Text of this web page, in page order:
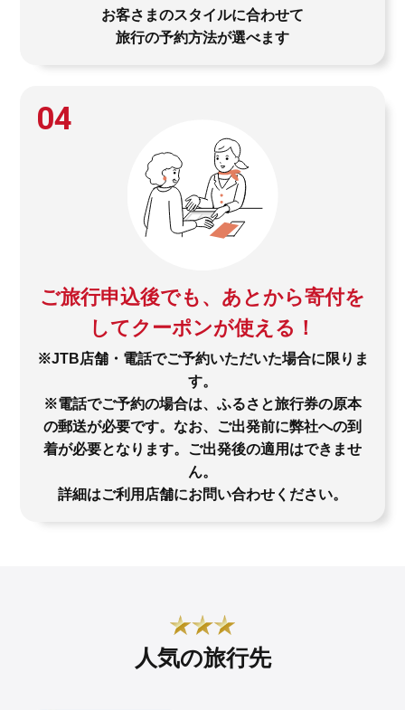
お客さまのスタイルに合わせて
旅行の予約方法が選べます
04
ご旅行申込後でも、あとから寄付を
してクーポンが使える！
※JTB店舗・電話でご予約いただいた場合に限りま
す。
※電話でご予約の場合は、ふるさと旅行券の原本
の郵送が必要です。なお、ご出発前に弊社への到
着が必要となります。ご出発後の適用はできませ
ん。
詳細はご利用店舗にお問い合わせください。
人気の旅行先